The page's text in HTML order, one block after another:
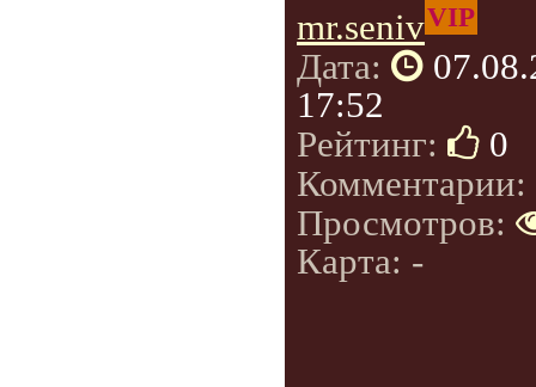
mr.senivVIP
Дата:
17:52
Рейтинг:
0
Комментарии:
Просмотров:
Карта: -